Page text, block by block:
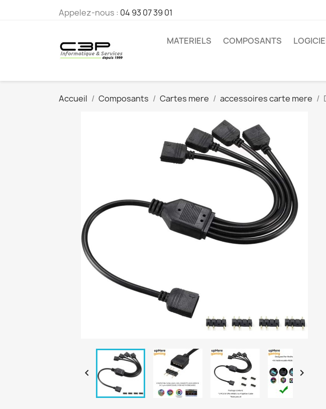
Appelez-nous : 04 93 07 39 01
MATERIELS COMPOSANTS
Accueil Composants Cartes mere accessoires carte mere
 